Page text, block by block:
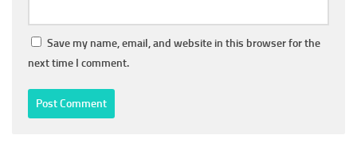
Save my name, email, and website in this browser for the
next time I comment.